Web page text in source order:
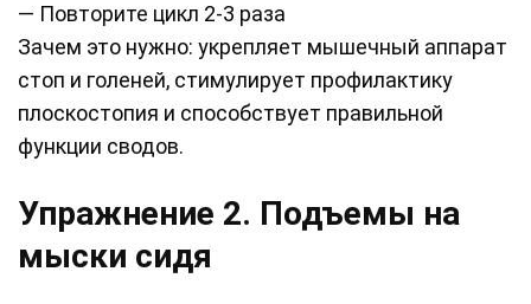
— Повторите цикл 2-3 раза
Зачем это нужно: укрепляет мышечный аппарат
стоп и голеней, стимулирует профилактику
плоскостопия и способствует правильной
функции сводов.
Упражнение 2. Подъемы на
мыски сидя